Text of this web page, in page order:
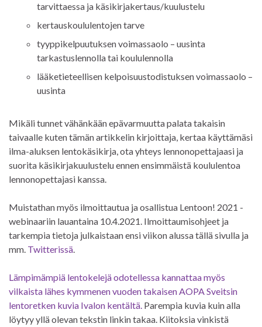
tarvittaessa ja käsikirjakertaus/kuulustelu
kertauskoululentojen tarve
tyyppikelpuutuksen voimassaolo – uusinta
tarkastuslennolla tai koululennolla
lääketieteellisen kelpoisuustodistuksen voimassaolo –
uusinta
Mikäli tunnet vähänkään epävarmuutta palata takaisin
taivaalle kuten tämän artikkelin kirjoittaja, kertaa käyttämäsi
ilma-aluksen lentokäsikirja, ota yhteys lennonopettajaasi ja
suorita käsikirjakuulustelu ennen ensimmäistä koululentoa
lennonopettajasi kanssa.
Muistathan myös ilmoittautua ja osallistua Lentoon! 2021 -
webinaariin lauantaina 10.4.2021. Ilmoittaumisohjeet ja
tarkempia tietoja julkaistaan ensi viikon alussa tällä sivulla ja
mm. Twitterissä.
Lämpimämpiä lentokelejä odotellessa kannattaa myös
vilkaista lähes kymmenen vuoden takaisen AOPA Sveitsin
lentoretken kuvia Ivalon kentältä. Parempia kuvia kuin alla
löytyy yllä olevan tekstin linkin takaa. Kiitoksia vinkistä